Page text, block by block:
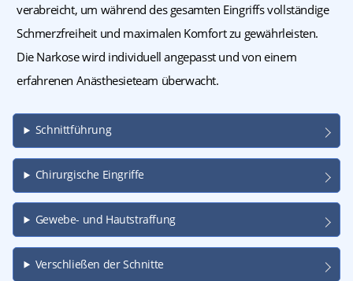
verabreicht, um während des gesamten Eingriffs vollständige
Schmerzfreiheit und maximalen Komfort zu gewährleisten.
Die Narkose wird individuell angepasst und von einem
erfahrenen Anästhesieteam überwacht.
Schnittführung
Chirurgische Eingriffe
Gewebe- und Hautstraffung
Verschließen der Schnitte